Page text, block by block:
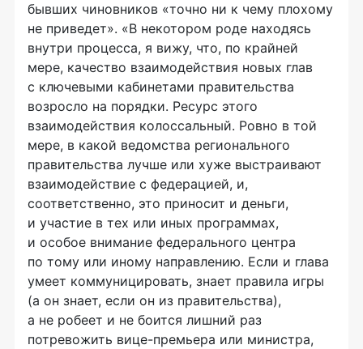
бывших чиновников «точно ни к чему плохому
не приведет». «В некотором роде находясь
внутри процесса, я вижу, что, по крайней
мере, качество взаимодействия новых глав
с ключевыми кабинетами правительства
возросло на порядки. Ресурс этого
взаимодействия колоссальный. Ровно в той
мере, в какой ведомства регионального
правительства лучше или хуже выстраивают
взаимодействие с федерацией, и,
соответственно, это приносит и деньги,
и участие в тех или иных программах,
и особое внимание федерального центра
по тому или иному направлению. Если и глава
умеет коммуницировать, знает правила игры
(а он знает, если он из правительства),
а не робеет и не боится лишний раз
потревожить вице-премьера или министра,